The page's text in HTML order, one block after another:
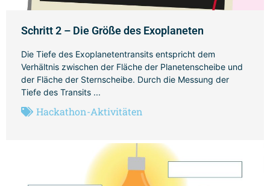
Schritt 2 – Die Größe des Exoplaneten
Die Tiefe des Exoplanetentransits entspricht dem
Verhältnis zwischen der Fläche der Planetenscheibe und
der Fläche der Sternscheibe. Durch die Messung der
Tiefe des Transits ...
Hackathon-Aktivitäten